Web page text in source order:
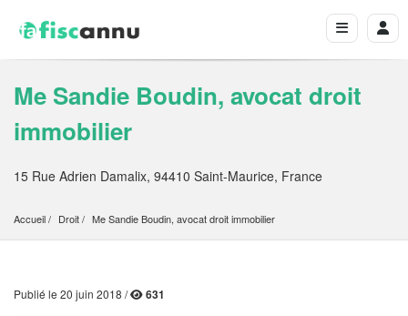
Me Sandie Boudin, avocat droit
immobilier
15 Rue Adrien Damalix, 94410 Saint-Maurice, France
Accueil Droit Me Sandie Boudin, avocat droit immobilier
Publié le 20 juin 2018 / 631